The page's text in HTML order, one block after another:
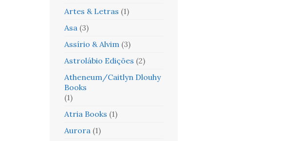
Artes & Letras (1)
Asa (3)
Assírio & Alvim (3)
Astrolábio Edições (2)
Atheneum/Caitlyn Dlouhy
Books
(1)
Atria Books (1)
Aurora (1)